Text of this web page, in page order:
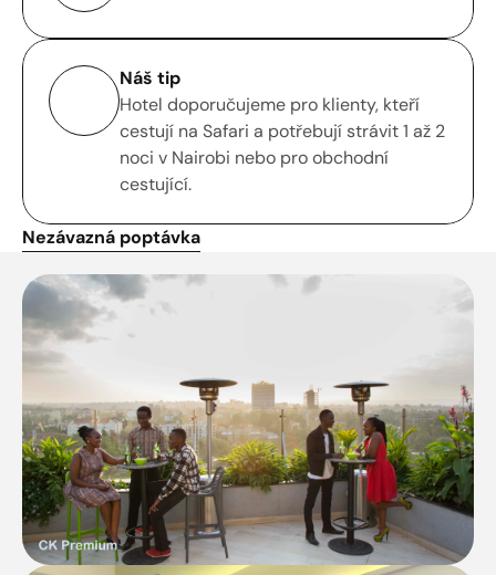
Náš tip
Hotel doporučujeme pro klienty, kteří
cestují na Safari a potřebují strávit 1 až 2
noci v Nairobi nebo pro obchodní
cestující.
Nezávazná poptávka